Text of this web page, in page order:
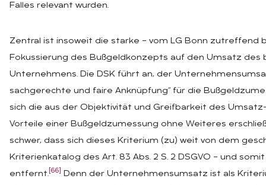
Falles relevant wurden.
Zentral ist insoweit die starke – vom LG Bonn zutreffend
Fokussierung des Bußgeldkonzepts auf den Umsatz
Unternehmens. Die DSK führt an, der
sachgerechte und faire Anknüpfung“ für die
sich die aus der Objektivität und Greifbarkeit des
Vorteile einer Bußgeldzumessung ohne Weiteres
schwer, dass sich dieses Kriterium (zu) weit von dem
Kriterienkatalog des Art. 83 Abs. 2 S. 2 DSGVO – und
entfernt. [66]
Denn der Unternehmensumsatz ist als